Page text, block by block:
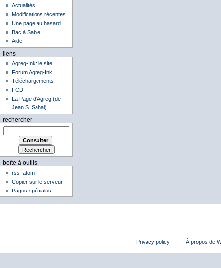
Actualités
Modifications récentes
Une page au hasard
Bac à Sable
Aide
liens
Agreg-Ink: le site
Forum Agreg-Ink
Téléchargements
FCD
La Page d'Agreg (de
Jean S. Sahai)
rechercher
boîte à outils
rss
atom
Copier sur le serveur
Pages spéciales
Privacy policy À propos de